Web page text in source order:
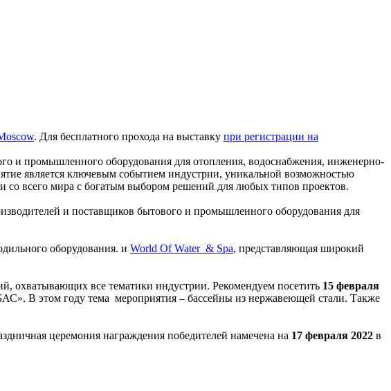
. Для бесплатного прохода на выставку при регистрации на
и промышленного оборудования для отопления, водоснабжения, инженерно-
является ключевым событием индустрии, уникальной возможностью
со всего мира с богатым выбором решений для любых типов проектов.
и поставщиков бытового и промышленного оборудования для
оборудования. и World Of Water & Spa, представляющая широкий
охватывающих все тематики индустрии. Рекомендуем посетить 15 февраля
В этом году тема мероприятия – бассейны из нержавеющей стали. Также
церемония награждения победителей намечена на 17 февраля 2022 в